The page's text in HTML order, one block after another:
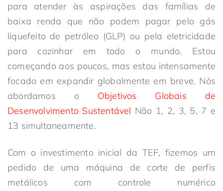
para atender às aspirações das famílias de
baixa renda que não podem pagar pelo gás
liquefeito de petróleo (GLP) ou pela eletricidade
para cozinhar em todo o mundo. Estou
começando aos poucos, mas estou intensamente
focado em expandir globalmente em breve. Nós
abordamos o Objetivos Globais de
Desenvolvimento Sustentável Não 1, 2, 3, 5, 7 e
13 simultaneamente.
Com o investimento inicial da TEF, fizemos um
pedido de uma máquina de corte de perfis
metálicos com controle numérico